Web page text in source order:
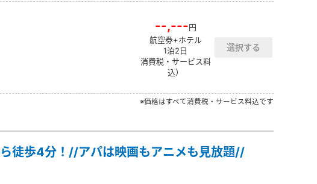
--,---円
航空券+ホテル
1泊2日
消費税・サービス料
込）
※価格はすべて消費税・サービス料込です
ら徒歩4分！//アパは映画もアニメも見放題//